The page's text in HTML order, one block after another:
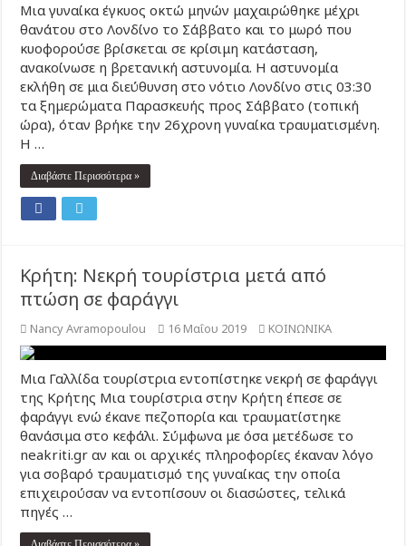
Μια γυναίκα έγκυος οκτώ μηνών μαχαιρώθηκε μέχρι
θανάτου στο Λονδίνο το Σάββατο και το μωρό που
κυοφορούσε βρίσκεται σε κρίσιμη κατάσταση,
ανακοίνωσε η βρετανική αστυνομία. Η αστυνομία
εκλήθη σε μια διεύθυνση στο νότιο Λονδίνο στις 03:30
τα ξημερώματα Παρασκευής προς Σάββατο (τοπική
ώρα), όταν βρήκε την 26χρονη γυναίκα τραυματισμένη.
Η …
Διαβάστε Περισσότερα »
Κρήτη: Νεκρή τουρίστρια μετά από
πτώση σε φαράγγι
Nancy Avramopoulou 16 Μαΐου 2019 ΚΟΙΝΩΝΙΚΑ
Μια Γαλλίδα τουρίστρια εντοπίστηκε νεκρή σε φαράγγι
της Κρήτης Μια τουρίστρια στην Κρήτη έπεσε σε
φαράγγι ενώ έκανε πεζοπορία και τραυματίστηκε
θανάσιμα στο κεφάλι. Σύμφωνα με όσα μετέδωσε το
neakriti.gr αν και οι αρχικές πληροφορίες έκαναν λόγο
για σοβαρό τραυματισμό της γυναίκας την οποία
επιχειρούσαν να εντοπίσουν οι διασώστες, τελικά
πηγές …